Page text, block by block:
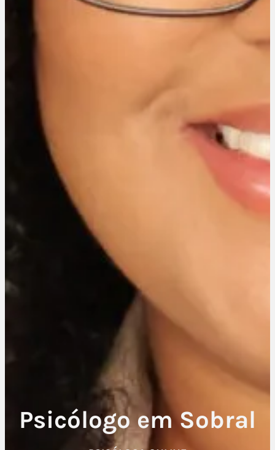
Psicólogo em Sobral